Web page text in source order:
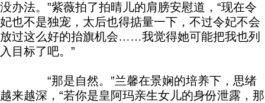
没办法。”紫薇拍了拍晴儿的肩膀安慰道，“现在令
妃也不是独宠，太后也得掂量一下，不过令妃不会
放过这么好的抬旗机会……我觉得她可能把我也列
入目标了吧。”
“那是自然。”兰馨在景娴的培养下，思绪
越来越深，“若你是皇阿玛亲生女儿的身份泄露，那